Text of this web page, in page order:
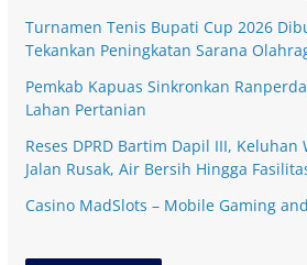
Turnamen Tenis Bupati Cup 2026
Tekankan Peningkatan Sarana
Pemkab Kapuas Sinkronkan
Lahan Pertanian
Reses DPRD Bartim Dapil III,
Jalan Rusak, Air Bersih Hingga
Casino MadSlots – Mobile Gaming